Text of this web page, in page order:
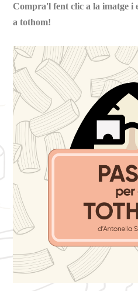
Compra'l fent clic a la imatge i
a tothom!